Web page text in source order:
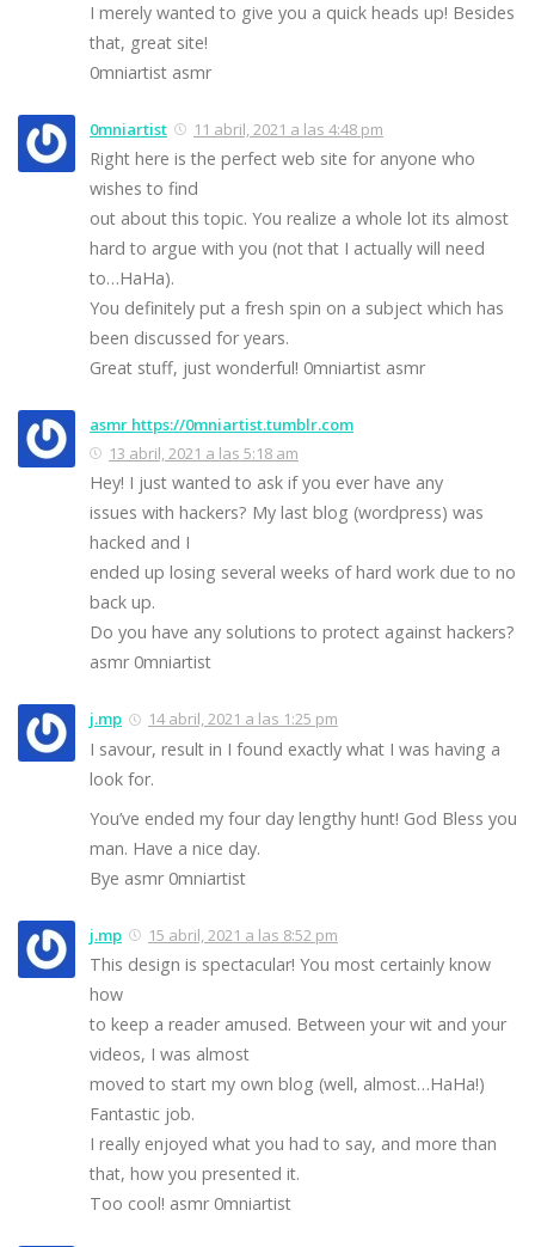
I merely wanted to give you a quick heads up! Besides
that, great site!
0mniartist asmr
0mniartist 11 abril, 2021 a las 4:48 pm
Right here is the perfect web site for anyone who
wishes to find
out about this topic. You realize a whole lot its almost
hard to argue with you (not that I actually will need
to…HaHa).
You definitely put a fresh spin on a subject which has
been discussed for years.
Great stuff, just wonderful! 0mniartist asmr
asmr https://0mniartist.tumblr.com
13 abril, 2021 a las 5:18 am
Hey! I just wanted to ask if you ever have any
issues with hackers? My last blog (wordpress) was
hacked and I
ended up losing several weeks of hard work due to no
back up.
Do you have any solutions to protect against hackers?
asmr 0mniartist
j.mp 14 abril, 2021 a las 1:25 pm
I savour, result in I found exactly what I was having a
look for.
You’ve ended my four day lengthy hunt! God Bless you
man. Have a nice day.
Bye asmr 0mniartist
j.mp 15 abril, 2021 a las 8:52 pm
This design is spectacular! You most certainly know
how
to keep a reader amused. Between your wit and your
videos, I was almost
moved to start my own blog (well, almost…HaHa!)
Fantastic job.
I really enjoyed what you had to say, and more than
that, how you presented it.
Too cool! asmr 0mniartist